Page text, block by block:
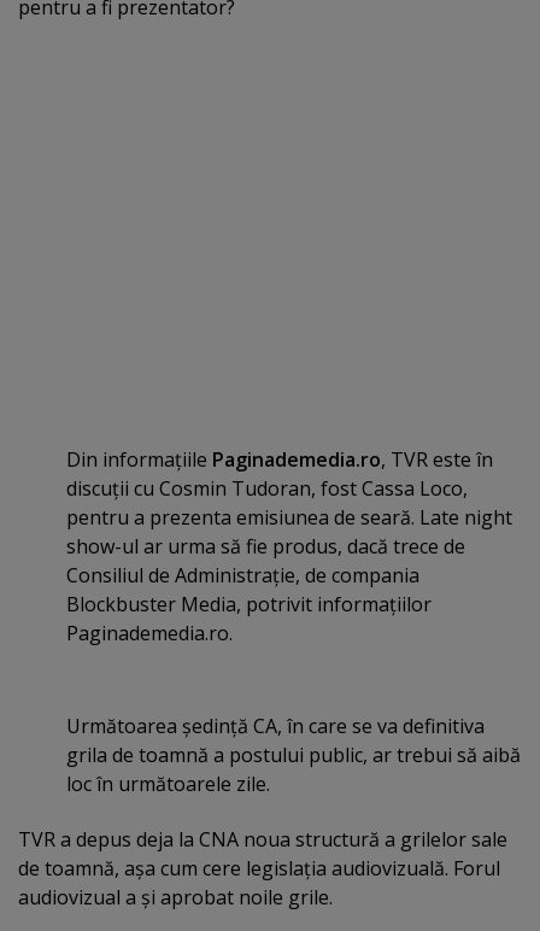
pentru a fi prezentator?
Din informaţiile Paginademedia.ro, TVR este în
discuţii cu Cosmin Tudoran, fost Cassa Loco,
pentru a prezenta emisiunea de seară. Late night
show-ul ar urma să fie produs, dacă trece de
Consiliul de Administraţie, de compania
Blockbuster Media, potrivit informaţiilor
Paginademedia.ro.
Următoarea şedinţă CA, în care se va definitiva
grila de toamnă a postului public, ar trebui să aibă
loc în următoarele zile.
TVR a depus deja la CNA noua structură a grilelor sale
de toamnă, aşa cum cere legislaţia audiovizuală. Forul
audiovizual a şi aprobat noile grile.